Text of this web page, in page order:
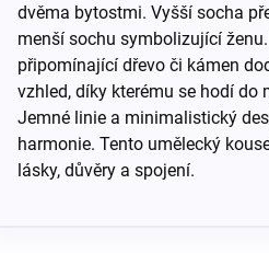
dvěma bytostmi. Vyšší socha
menší sochu symbolizující
připomínající dřevo či kámen
vzhled, díky kterému se hodí do
Jemné linie a minimalistický
harmonie. Tento umělecký
lásky, důvěry a spojení.